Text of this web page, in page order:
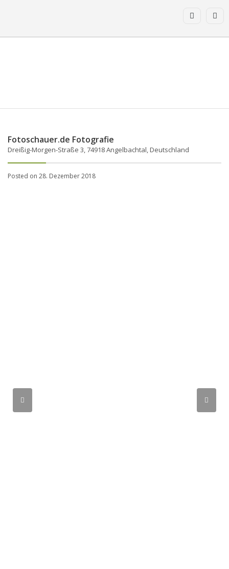
Fotoschauer.de Fotografie
Dreißig-Morgen-Straße 3, 74918 Angelbachtal, Deutschland
Posted on 28. Dezember 2018